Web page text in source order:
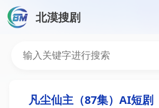
北漠搜剧
凡尘仙主（87集
凡尘仙主（87集）AI短剧